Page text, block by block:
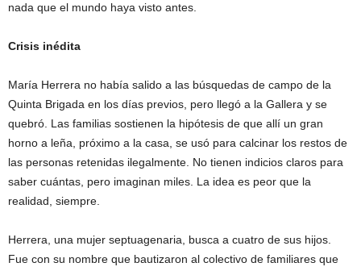
nada que el mundo haya visto antes.
Crisis inédita
María Herrera no había salido a las búsquedas de campo de la
Quinta Brigada en los días previos, pero llegó a la Gallera y se
quebró. Las familias sostienen la hipótesis de que allí un gran
horno a leña, próximo a la casa, se usó para calcinar los restos de
las personas retenidas ilegalmente. No tienen indicios claros para
saber cuántas, pero imaginan miles. La idea es peor que la
realidad, siempre.
Herrera, una mujer septuagenaria, busca a cuatro de sus hijos.
Fue con su nombre que bautizaron al colectivo de familiares que